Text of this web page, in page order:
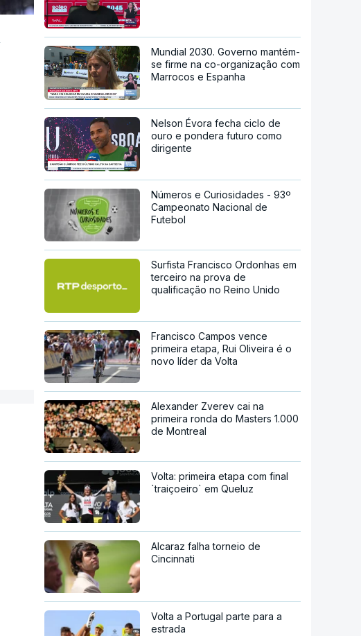
Mundial 2030. Governo mantém-
se firme na co-organização com
Marrocos e Espanha
Nelson Évora fecha ciclo de
ouro e pondera futuro como
dirigente
Números e Curiosidades - 93º
Campeonato Nacional de
Futebol
Surfista Francisco Ordonhas em
terceiro na prova de
qualificação no Reino Unido
Francisco Campos vence
primeira etapa, Rui Oliveira é o
novo líder da Volta
Alexander Zverev cai na
primeira ronda do Masters 1.000
de Montreal
Volta: primeira etapa com final
`traiçoeiro` em Queluz
Alcaraz falha torneio de
Cincinnati
Volta a Portugal parte para a
estrada